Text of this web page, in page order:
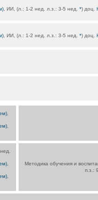
, ИИ, (л.: 1-2 нед. л.з.: 3-5 нед. *) доц.
, ИИ, (л.: 1-2 нед. л.з.: 3-5 нед. *) доц.
Методика обучения и
п.з.: